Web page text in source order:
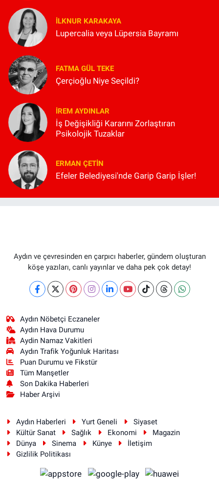
İLKNUR KARAKAYA
Lupercalia veya Lüpersia Bayramı
FATMA GÜL TEKE
Çerçioğlu Niye Seçildi?
İREM AYDINLAR
İş Değişikliği Kararını Zorlaştıran
Psikolojik Tuzaklar
ERMAN ÇETIN
Efeler Belediyesi'nde Garip Garip İşler!
Aydın ve çevresinden en çarpıcı haberler, gündem oluşturan
köşe yazıları, canlı yayınlar ve daha pek çok detay!
Aydın Nöbetçi Eczaneler
Aydın Hava Durumu
Aydin Namaz Vakitleri
Aydın Trafik Yoğunluk Haritası
Puan Durumu ve Fikstür
Tüm Manşetler
Son Dakika Haberleri
Haber Arşivi
Aydın Haberleri Yurt Geneli
Siyaset
Kültür Sanat
Sağlık Ekonomi
Magazin
Dünya
Sinema Künye
İletişim
Gizlilik Politikası